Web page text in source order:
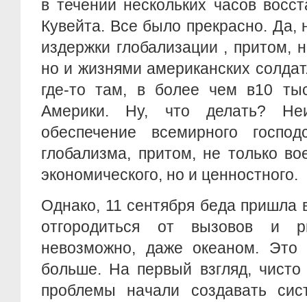
в течении нескольких часов
Кувейта. Все было прекрасно. Да,
издержки глобализации , притом,
но и жизнями американских
где-то там, в более чем в10
Америки. Ну, что делать?
обеспечение всемирного
глобализма, притом, не только
экономического, но и ценностного.
Однако, 11 сентября беда пришла
отгородиться от вызовов и
невозможно, даже океаном.
больше. На первый взгляд, чисто
проблемы начали создавать